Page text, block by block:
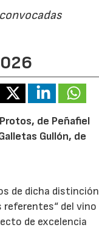
de Peñafiel
Gullón, de
de dicha distinción
referentes“ del vino
de excelencia